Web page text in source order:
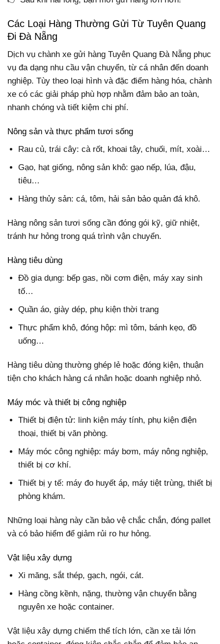
Các Loại Hàng Thường Gửi Từ Tuyên Quang
Đi Đà Nẵng
Dịch vụ chành xe gửi hàng Tuyên Quang Đà Nẵng phục
vụ đa dạng nhu cầu vận chuyển, từ cá nhân đến doanh
nghiệp. Tùy theo loại hình và đặc điểm hàng hóa, chành
xe có các giải pháp phù hợp nhằm đảm bảo an toàn,
nhanh chóng và tiết kiệm chi phí.
Nông sản và thực phẩm tươi sống
Rau củ, trái cây: cà rốt, khoai tây, chuối, mít, xoài…
Gạo, hạt giống, nông sản khô: gạo nếp, lúa, đậu,
tiêu…
Hàng thủy sản: cá, tôm, hải sản bảo quản đá khô.
Hàng nông sản tươi sống cần đóng gói kỹ, giữ nhiệt,
tránh hư hỏng trong quá trình vận chuyển.
Hàng tiêu dùng
Đồ gia dụng: bếp gas, nồi cơm điện, máy xay sinh
tố…
Quần áo, giày dép, phụ kiện thời trang
Thực phẩm khô, đóng hộp: mì tôm, bánh kẹo, đồ
uống…
Hàng tiêu dùng thường ghép lẻ hoặc đóng kiện, thuận
tiện cho khách hàng cá nhân hoặc doanh nghiệp nhỏ.
Máy móc và thiết bị công nghiệp
Thiết bị điện tử: linh kiện máy tính, phụ kiện điện
thoại, thiết bị văn phòng.
Máy móc công nghiệp: máy bơm, máy nông nghiệp,
thiết bị cơ khí.
Thiết bị y tế: máy đo huyết áp, máy tiệt trùng, thiết bị
phòng khám.
Những loại hàng này cần bảo vệ chắc chắn, đóng pallet
và có bảo hiểm để giảm rủi ro hư hỏng.
Vật liệu xây dựng
Xi măng, sắt thép, gạch, ngói, cát.
Hàng cồng kềnh, nặng, thường vận chuyển bằng
nguyên xe hoặc container.
Vật liệu xây dựng chiếm thể tích lớn, cần xe tải lớn